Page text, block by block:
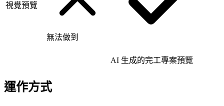
視覺預覽
無法做到
AI 生成的完工專案預覽
運作方式